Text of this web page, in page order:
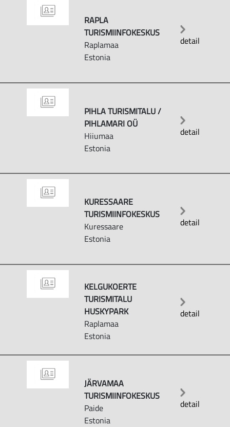
RAPLA
TURISMIINFOKESKUS
Raplamaa
Estonia
detail
PIHLA TURISMITALU /
PIHLAMARI OÜ
Hiiumaa
Estonia
detail
KURESSAARE
TURISMIINFOKESKUS
Kuressaare
Estonia
detail
KELGUKOERTE
TURISMITALU
HUSKYPARK
Raplamaa
Estonia
detail
JÄRVAMAA
TURISMIINFOKESKUS
Paide
Estonia
detail